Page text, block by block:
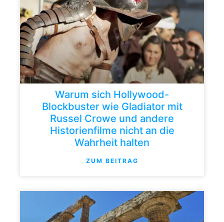
Warum sich Hollywood-
Blockbuster wie Gladiator mit
Russel Crowe und andere
Historienfilme nicht an die
Wahrheit halten
ZUM BEITRAG